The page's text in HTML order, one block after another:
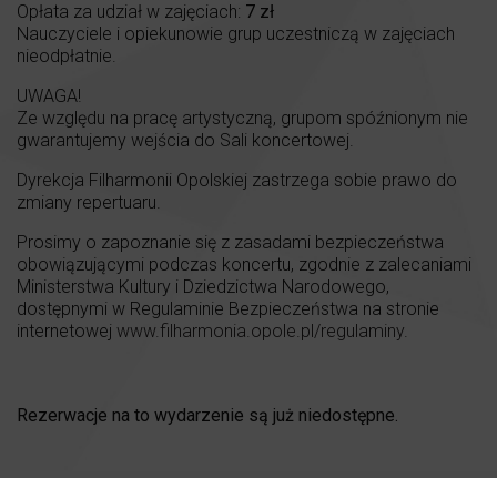
Opłata za udział w zajęciach: 7 zł
Nauczyciele i opiekunowie grup uczestniczą w zajęciach
nieodpłatnie.
UWAGA!
Ze względu na pracę artystyczną, grupom spóźnionym nie
gwarantujemy wejścia do Sali koncertowej.
Dyrekcja Filharmonii Opolskiej zastrzega sobie prawo do
zmiany repertuaru.
Prosimy o zapoznanie się z zasadami bezpieczeństwa
obowiązującymi podczas koncertu, zgodnie z zalecaniami
Ministerstwa Kultury i Dziedzictwa Narodowego,
dostępnymi w Regulaminie Bezpieczeństwa na stronie
internetowej www.filharmonia.opole.pl/regulaminy.
Rezerwacje na to wydarzenie są już niedostępne.